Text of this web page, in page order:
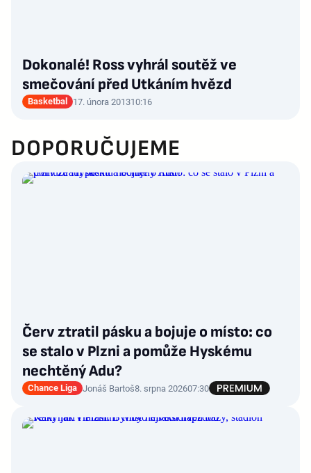
Dokonalé! Ross vyhrál soutěž ve
smečování před Utkáním hvězd
Basketbal 17. února 201310:16
DOPORUČUJEME
Červ ztratil pásku a bojuje o místo: co
se stalo v Plzni a pomůže Hyskému
nechtěný Adu?
Chance Liga Jonáš Bartoš8. srpna 202607:30